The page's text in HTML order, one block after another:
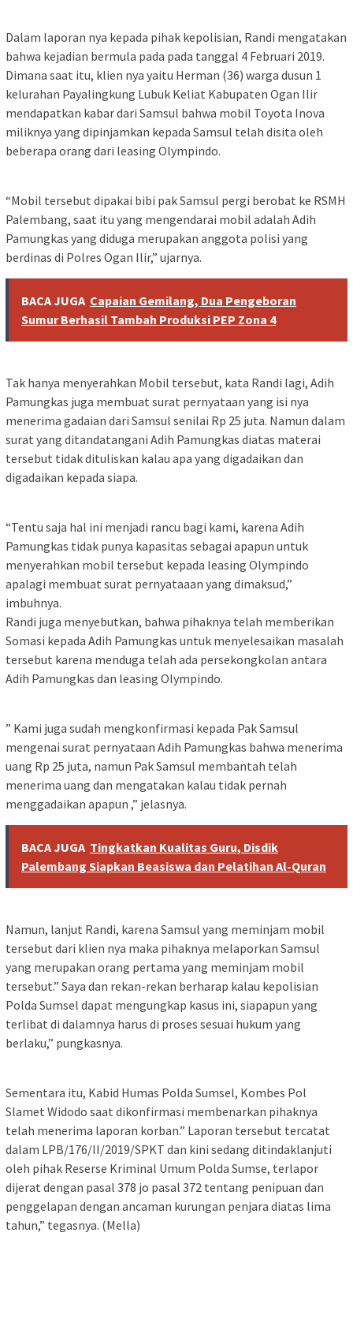
Dalam laporan nya kepada pihak kepolisian, Randi mengatakan
bahwa kejadian bermula pada pada tanggal 4 Februari 2019.
Dimana saat itu, klien nya yaitu Herman (36) warga dusun 1
kelurahan Payalingkung Lubuk Keliat Kabupaten Ogan Ilir
mendapatkan kabar dari Samsul bahwa mobil Toyota Inova
miliknya yang dipinjamkan kepada Samsul telah disita oleh
beberapa orang dari leasing Olympindo.
“Mobil tersebut dipakai bibi pak Samsul pergi berobat ke RSMH
Palembang, saat itu yang mengendarai mobil adalah Adih
Pamungkas yang diduga merupakan anggota polisi yang
berdinas di Polres Ogan Ilir,” ujarnya.
BACA JUGA Capaian Gemilang, Dua Pengeboran
Sumur Berhasil Tambah Produksi PEP Zona 4
Tak hanya menyerahkan Mobil tersebut, kata Randi lagi, Adih
Pamungkas juga membuat surat pernyataan yang isi nya
menerima gadaian dari Samsul senilai Rp 25 juta. Namun dalam
surat yang ditandatangani Adih Pamungkas diatas materai
tersebut tidak dituliskan kalau apa yang digadaikan dan
digadaikan kepada siapa.
“Tentu saja hal ini menjadi rancu bagi kami, karena Adih
Pamungkas tidak punya kapasitas sebagai apapun untuk
menyerahkan mobil tersebut kepada leasing Olympindo
apalagi membuat surat pernyataaan yang dimaksud,”
imbuhnya.
Randi juga menyebutkan, bahwa pihaknya telah memberikan
Somasi kepada Adih Pamungkas untuk menyelesaikan masalah
tersebut karena menduga telah ada persekongkolan antara
Adih Pamungkas dan leasing Olympindo.
” Kami juga sudah mengkonfirmasi kepada Pak Samsul
mengenai surat pernyataan Adih Pamungkas bahwa menerima
uang Rp 25 juta, namun Pak Samsul membantah telah
menerima uang dan mengatakan kalau tidak pernah
menggadaikan apapun ,” jelasnya.
BACA JUGA Tingkatkan Kualitas Guru, Disdik
Palembang Siapkan Beasiswa dan Pelatihan Al-Quran
Namun, lanjut Randi, karena Samsul yang meminjam mobil
tersebut dari klien nya maka pihaknya melaporkan Samsul
yang merupakan orang pertama yang meminjam mobil
tersebut.” Saya dan rekan-rekan berharap kalau kepolisian
Polda Sumsel dapat mengungkap kasus ini, siapapun yang
terlibat di dalamnya harus di proses sesuai hukum yang
berlaku,” pungkasnya.
Sementara itu, Kabid Humas Polda Sumsel, Kombes Pol
Slamet Widodo saat dikonfirmasi membenarkan pihaknya
telah menerima laporan korban.” Laporan tersebut tercatat
dalam LPB/176/II/2019/SPKT dan kini sedang ditindaklanjuti
oleh pihak Reserse Kriminal Umum Polda Sumse, terlapor
dijerat dengan pasal 378 jo pasal 372 tentang penipuan dan
penggelapan dengan ancaman kurungan penjara diatas lima
tahun,” tegasnya. (Mella)